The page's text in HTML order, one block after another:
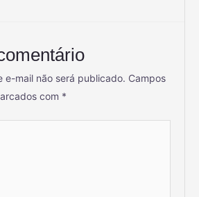
e-mail não será publicado. Campos
com *